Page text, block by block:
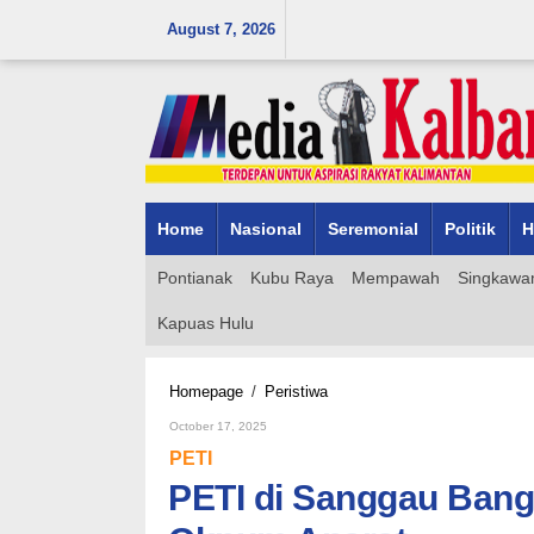
August 7, 2026
Home Nasional Seremonial Politik
Pontianak Kubu Raya Mempawah
Kapuas Hulu
Homepage / PeristiwaPETI
Warga
Duga
October 17, 2025
PETI
PETI di Sanggau